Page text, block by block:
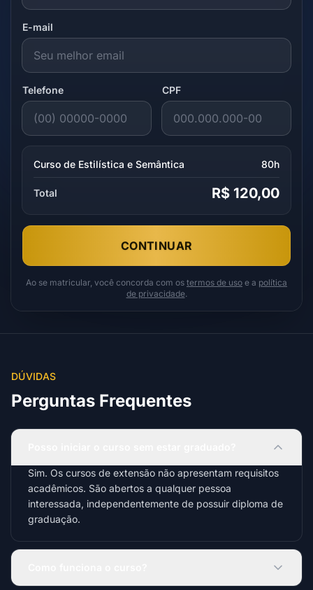
E-mail
Telefone CPF
Curso de Estilística e Semântica 80h
Total R$ 120,00
CONTINUAR
Ao se matricular, você concorda com os termos de uso e a política
de privacidade.
DÚVIDAS
Perguntas Frequentes
Sim. Os cursos de extensão não apresentam requisitos
acadêmicos. São abertos a qualquer pessoa
interessada, independentemente de possuir diploma de
graduação.